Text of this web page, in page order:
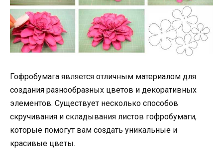
Гофробумага является отличным материалом для
создания разнообразных цветов и декоративных
элементов. Существует несколько способов
скручивания и складывания листов гофробумаги,
которые помогут вам создать уникальные и
красивые цветы.